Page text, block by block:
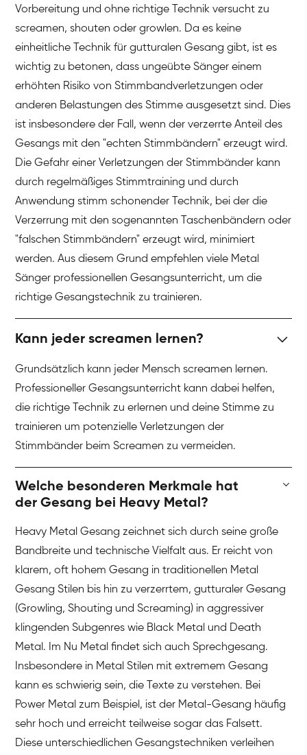
Vorbereitung und ohne richtige Technik versucht zu
screamen, shouten oder growlen. Da es keine
einheitliche Technik für gutturalen Gesang gibt, ist es
wichtig zu betonen, dass ungeübte Sänger einem
erhöhten Risiko von Stimmbandverletzungen oder
anderen Belastungen des Stimme ausgesetzt sind. Dies
ist insbesondere der Fall, wenn der verzerrte Anteil des
Gesangs mit den "echten Stimmbändern" erzeugt wird.
Die Gefahr einer Verletzungen der Stimmbänder kann
durch regelmäßiges Stimmtraining und durch
Anwendung stimm schonender Technik, bei der die
Verzerrung mit den sogenannten Taschenbändern oder
"falschen Stimmbändern" erzeugt wird, minimiert
werden. Aus diesem Grund empfehlen viele Metal
Sänger professionellen Gesangsunterricht, um die
richtige Gesangstechnik zu trainieren.
Kann jeder screamen lernen?
Grundsätzlich kann jeder Mensch screamen lernen.
Professioneller Gesangsunterricht kann dabei helfen,
die richtige Technik zu erlernen und deine Stimme zu
trainieren um potenzielle Verletzungen der
Stimmbänder beim Screamen zu vermeiden.
Welche besonderen Merkmale hat
der Gesang bei Heavy Metal?
Heavy Metal Gesang zeichnet sich durch seine große
Bandbreite und technische Vielfalt aus. Er reicht von
klarem, oft hohem Gesang in traditionellen Metal
Gesang Stilen bis hin zu verzerrtem, gutturaler Gesang
(Growling, Shouting und Screaming) in aggressiver
klingenden Subgenres wie Black Metal und Death
Metal. Im Nu Metal findet sich auch Sprechgesang.
Insbesondere in Metal Stilen mit extremem Gesang
kann es schwierig sein, die Texte zu verstehen. Bei
Power Metal zum Beispiel, ist der Metal-Gesang häufig
sehr hoch und erreicht teilweise sogar das Falsett.
Diese unterschiedlichen Gesangstechniken verleihen